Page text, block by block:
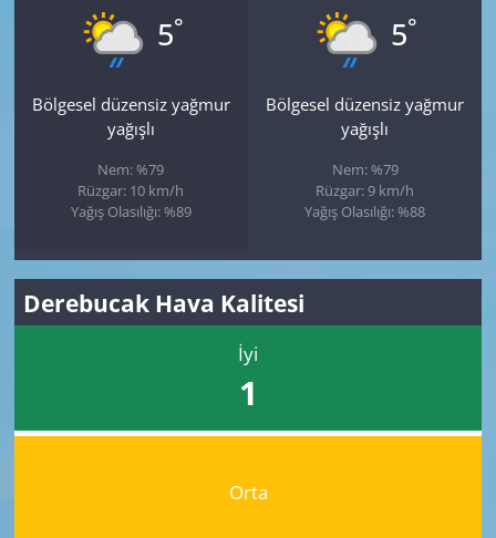
5°
Bölgesel düzensiz yağmur
yağışlı
Nem: %79
Rüzgar: 10 km/h
Yağış Olasılığı: %89
5°
Bölgesel düzensiz yağmur
yağışlı
Nem: %79
Rüzgar: 9 km/h
Yağış Olasılığı: %88
Derebucak Hava Kalitesi
İyi
1
Orta